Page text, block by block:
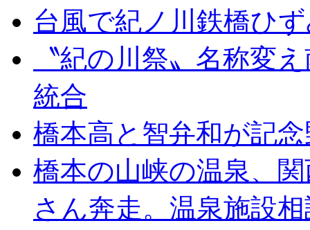
台風で紀ノ川鉄橋ひ
〝紀の川祭〟名称変
統合
橋本高と智弁和が記
橋本の山峡の温泉、
さん奔走。温泉施設